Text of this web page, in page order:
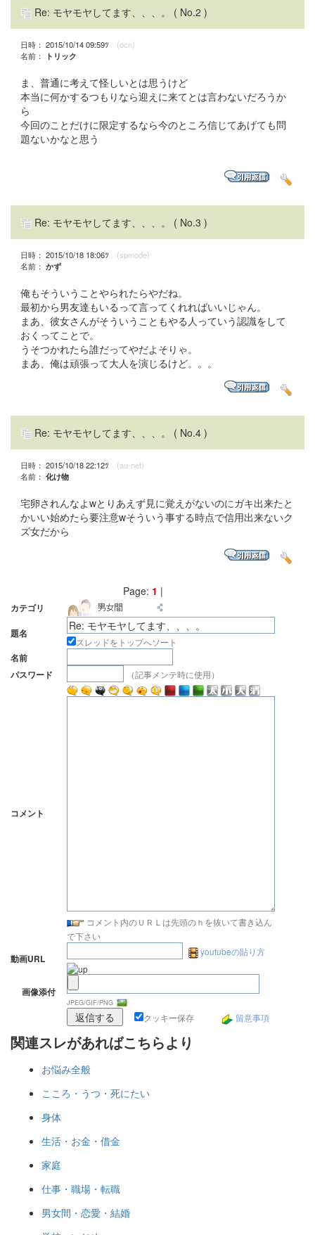
Re: モヤモヤしてます、、、。 ( No.2 )
日時： 2015/10/14 09:59ﾂ (ocn)
名前：
トリック
ま、普通に考えて怪しいとは思うけど
本当に何かするつもりなら迎えに来てとは言わないだろうか
ら
今回のことだけに限定するなら今のところ信じてあげても問
題ないかなと思う
Re: モヤモヤしてます、、、。 ( No.3 )
日時： 2015/10/18 18:06ﾂ (spmode)
名前： かず
俺もそういうことやられたらやだね。
最初から男友達もいるって言ってくれればいいじゃん。
まあ、彼女さんがそういうこともやる人っていう認識をして
おくってことで。
うそつかれたら誰だってやだよそりゃ。
まあ、俺は頑張って大人を演じるけど。。。
Re: モヤモヤしてます、、、。 ( No.4 )
日時： 2015/10/18 22:12ﾂ (au-net)
名前： 化け物
宅卵されんなよwとりあえず見に覚えがないのにガキ出来たと
かいい始めたら要注意wそういう事する時点で信用出来ないク
ズ女だから
Page: 1 |
カテゴリ
題名
スレッドをトップへソート
名前
パスワード
（記事メンテ時に使用）
コメント
コメント内のＵＲＬは先頭のｈを抜いて書き込ん
で下さい
動画URL
youtubeの貼り方
画像添付
JPEG/GIF/PNG
クッキー保存 留意事項
関連スレがあればこちらより
お悩み全般
こころ・うつ・死にたい
身体
生活・お金・借金
家庭
仕事・職場・転職
男女間・恋愛・結婚